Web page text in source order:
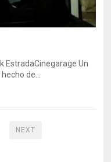
EstradaCinegarage Un
de…
NEXT